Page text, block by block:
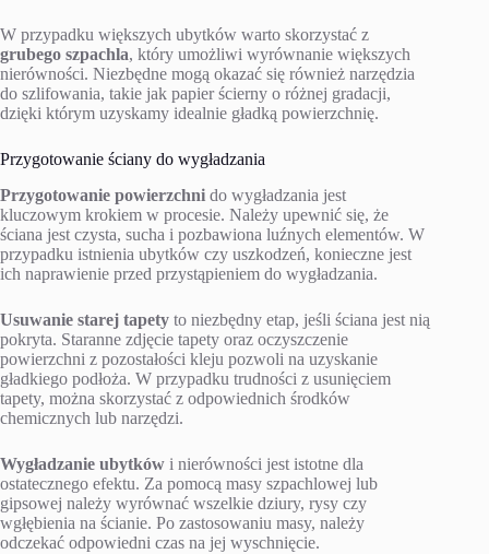
W przypadku większych ubytków warto skorzystać z
grubego szpachla, który umożliwi wyrównanie większych
nierówności. Niezbędne mogą okazać się również narzędzia
do szlifowania, takie jak papier ścierny o różnej gradacji,
dzięki którym uzyskamy idealnie gładką powierzchnię.
Przygotowanie ściany do wygładzania
Przygotowanie powierzchni do wygładzania jest
kluczowym krokiem w procesie. Należy upewnić się, że
ściana jest czysta, sucha i pozbawiona luźnych elementów. W
przypadku istnienia ubytków czy uszkodzeń, konieczne jest
ich naprawienie przed przystąpieniem do wygładzania.
Usuwanie starej tapety to niezbędny etap, jeśli ściana jest nią
pokryta. Staranne zdjęcie tapety oraz oczyszczenie
powierzchni z pozostałości kleju pozwoli na uzyskanie
gładkiego podłoża. W przypadku trudności z usunięciem
tapety, można skorzystać z odpowiednich środków
chemicznych lub narzędzi.
Wygładzanie ubytków i nierówności jest istotne dla
ostatecznego efektu. Za pomocą masy szpachlowej lub
gipsowej należy wyrównać wszelkie dziury, rysy czy
wgłębienia na ścianie. Po zastosowaniu masy, należy
odczekać odpowiedni czas na jej wyschnięcie.